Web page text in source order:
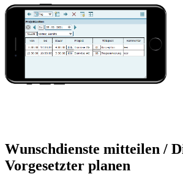
Wunschdienste mitteilen /
Vorgesetzter planen